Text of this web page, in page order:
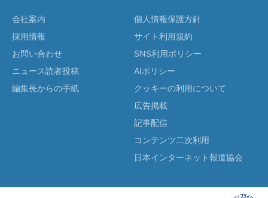
会社案内
採用情報
お問い合わせ
ニュース読者投稿
編集長からの手紙
個人情報保護方針
サイト利用規約
SNS利用ポリシー
AIポリシー
クッキーの利用について
広告掲載
記事配信
コンテンツ二次利用
日本インターネット報道協会